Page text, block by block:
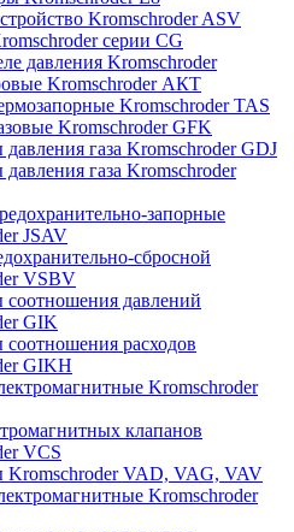
Kromschroder ASV
серии CG
давления Kromschroder
Kromschroder АКТ
Kromschroder TAS
Kromschroder GFK
давления газа Kromschroder GDJ
давления газа Kromschroder
запорные
JSAV
сбросной
VSBV
соотношения давлений
GIK
соотношения расходов
GIKH
Kromschroder
клапанов
VCS
Kromschroder VAD, VAG, VAV
Kromschroder